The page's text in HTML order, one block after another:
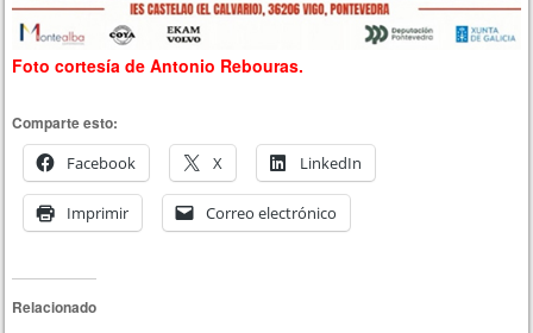
Foto cortesía de Antonio Rebouras.
Comparte esto:
Facebook
X LinkedIn
Imprimir Correo electrónico
Relacionado